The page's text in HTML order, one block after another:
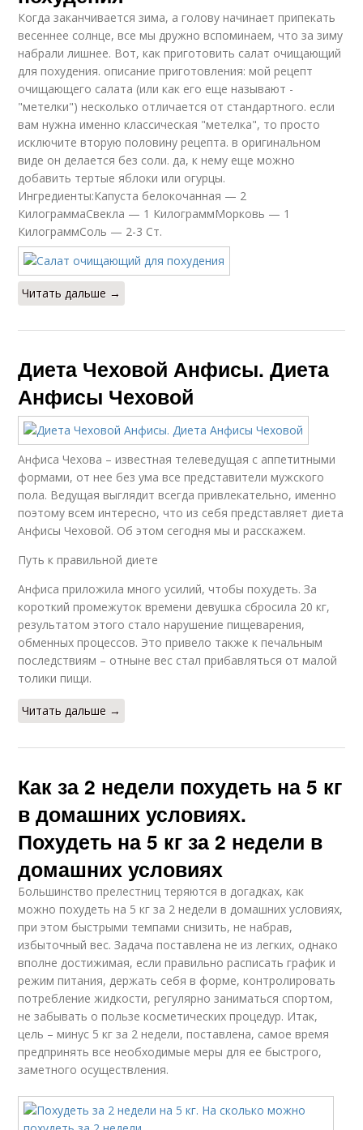
Когда заканчивается зима, а голову начинает припекать
весеннее солнце, все мы дружно вспоминаем, что за зиму
набрали лишнее. Вот, как приготовить салат очищающий
для похудения. описание приготовления: мой рецепт
очищающего салата (или как его еще называют -
"метелки") несколько отличается от стандартного. если
вам нужна именно классическая "метелка", то просто
исключите вторую половину рецепта. в оригинальном
виде он делается без соли. да, к нему еще можно
добавить тертые яблоки или огурцы.
Ингредиенты:Капуста белокочанная — 2
КилограммаСвекла — 1 КилограммМорковь — 1
КилограммСоль — 2-3 Ст.
Читать дальше →
Диета Чеховой Анфисы. Диета
Анфисы Чеховой
Анфиса Чехова – известная телеведущая с аппетитными
формами, от нее без ума все представители мужского
пола. Ведущая выглядит всегда привлекательно, именно
поэтому всем интересно, что из себя представляет диета
Анфисы Чеховой. Об этом сегодня мы и расскажем.
Путь к правильной диете
Анфиса приложила много усилий, чтобы похудеть. За
короткий промежуток времени девушка сбросила 20 кг,
результатом этого стало нарушение пищеварения,
обменных процессов. Это привело также к печальным
последствиям – отныне вес стал прибавляться от малой
толики пищи.
Читать дальше →
Как за 2 недели похудеть на 5 кг
в домашних условиях.
Похудеть на 5 кг за 2 недели в
домашних условиях
Большинство прелестниц теряются в догадках, как
можно похудеть на 5 кг за 2 недели в домашних условиях,
при этом быстрыми темпами снизить, не набрав,
избыточный вес. Задача поставлена не из легких, однако
вполне достижимая, если правильно расписать график и
режим питания, держать себя в форме, контролировать
потребление жидкости, регулярно заниматься спортом,
не забывать о пользе косметических процедур. Итак,
цель – минус 5 кг за 2 недели, поставлена, самое время
предпринять все необходимые меры для ее быстрого,
заметного осуществления.